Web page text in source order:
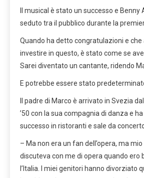
Il musical è stato un successo e Benny
seduto tra il pubblico durante la
Quando ha detto congratulazioni e che
investire in questo, è stato come se
Sarei diventato un cantante, ridendo
E potrebbe essere stato
Il padre di Marco è arrivato in Svezia
’50 con la sua compagnia di danza e
successo in ristoranti e sale da
– Ma non era un fan dell’opera, ma
discuteva con me di opera quando ero
l’Italia. I miei genitori hanno divorziato